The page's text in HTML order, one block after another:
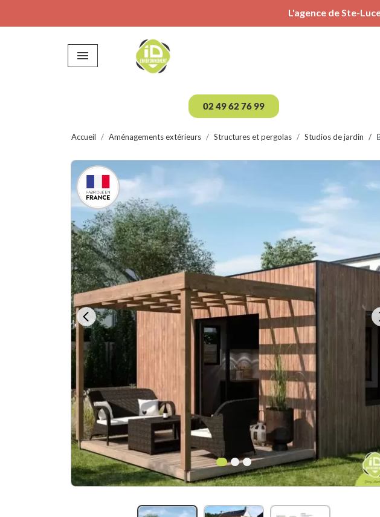
L'agence de Ste-

02 49 62 76 99
Accueil Aménagements extérieurs Structures et pergolas Studios de jardin
1 2 3